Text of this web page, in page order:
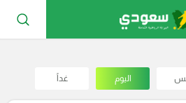
اليوم غداً